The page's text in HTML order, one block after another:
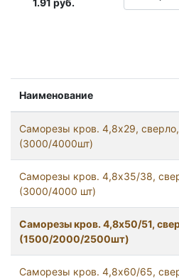
Наименование
Саморезы кров. 4,8x29,
(3000/4000шт)
Саморезы кров. 4,8x35/38,
(3000/4000 шт)
Саморезы кров. 4,8x50/51,
(1500/2000/2500шт)
Саморезы кров. 4,8x60/65,